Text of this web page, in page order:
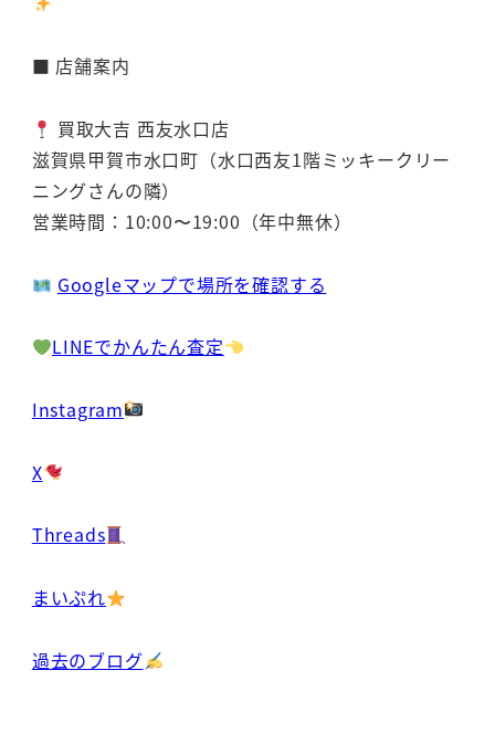
■ 店舗案内
買取大吉 西友水口店
滋賀県甲賀市水口町（水口西友1階ミッキークリー
ニングさんの隣）
営業時間：10:00〜19:00（年中無休）
Googleマップで場所を確認する
LINEでかんたん査定
Instagram
X
Threads
まいぷれ
過去のブログ